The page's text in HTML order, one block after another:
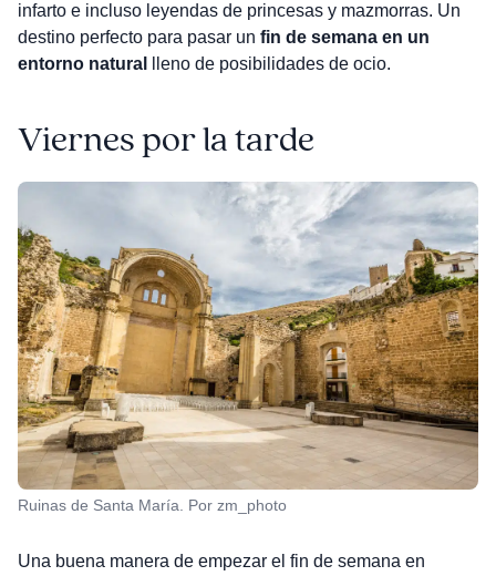
infarto e incluso leyendas de princesas y mazmorras. Un
destino perfecto para pasar un fin de semana en un
entorno natural
lleno de posibilidades de ocio.
Viernes por la tarde
Ruinas de Santa María. Por zm_photo
Una buena manera de empezar el fin de semana en